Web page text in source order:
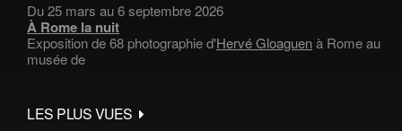
Du 25 mars au 6 septembre 2026
À Rome la nuit
Exposition de 68 photographie d'Hervé Gloaguenà Rome au
musée de
LES PLUS VUES